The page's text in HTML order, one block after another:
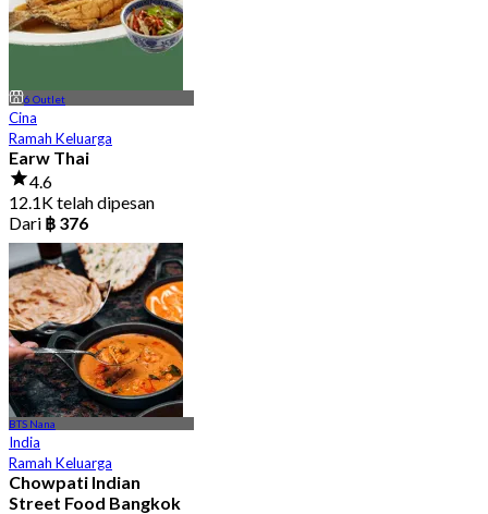
6 Outlet
Cina
Ramah Keluarga
Earw Thai
4.6
12.1K telah dipesan
Dari ฿ 376
BTS Nana
India
Ramah Keluarga
Chowpati Indian
Street Food Bangkok